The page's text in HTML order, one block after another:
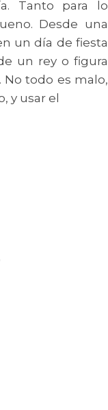
Tanto para lo
Desde una
un día de fiesta
un rey o figura
todo es malo,
y usar el